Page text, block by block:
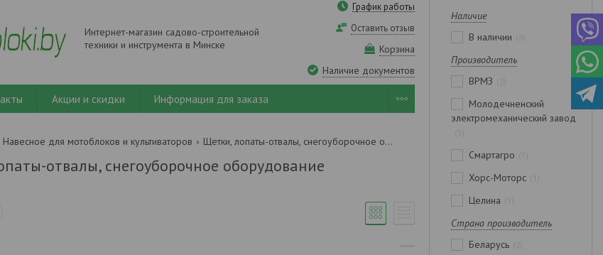
Интернет-магазин садово-строительной
техники и инструмента в Минске
График работы
Оставить отзыв
Корзина
Наличие документов
Акции и скидки Информация для заказа
Навесное для мотоблоков и культиваторов Щетки, лопаты-отвалы, снегоуборочное оборудование
отвалы, снегоуборочное оборудование
Наличие
В наличии
Производитель
ВРМЗ
Молодечненский
электромеханический завод
Смартагро
Хорс-Моторс
Целина
Страна производитель
Беларусь